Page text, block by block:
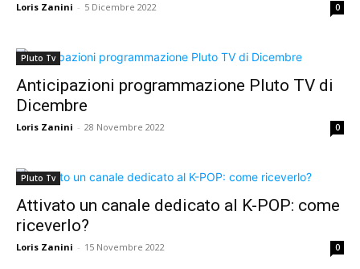
Loris Zanini - 5 Dicembre 2022 0
Pluto Tv
Anticipazioni programmazione Pluto TV di
Dicembre
Loris Zanini - 28 Novembre 2022 0
Pluto Tv
Attivato un canale dedicato al K-POP: come
riceverlo?
Loris Zanini - 15 Novembre 2022 0